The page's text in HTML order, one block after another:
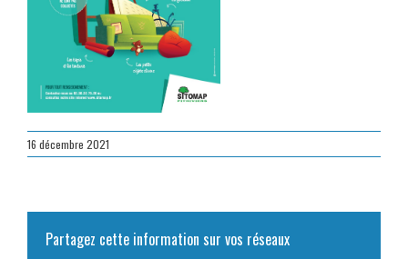
16 décembre 2021
Partagez cette information sur vos réseaux